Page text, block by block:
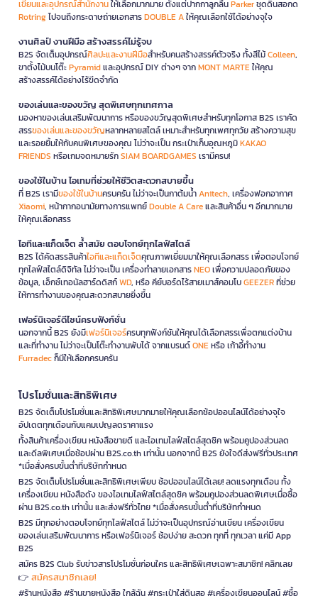
เขียนและอุปกรณ์สำนักงานให้เลือกมากมาย ตั้งแต่ปากกาลูกลื่นParkerชุดดินสอกด
Rotringไปจนถึงกระดาษถ่ายเอกสารDOUBLE Aให้คุณเลือกใช้ได้อย่างจุใจ
งานศิลป์ งานฝีมือ สร้างสรรค์ไม่รู้จบ
B2S จัดเต็มอุปกรณ์ศิลปะและงานฝีมือสำหรับคนสร้างสรรค์ตัวจริง ทั้งสีไม้Colleen,
ขาตั้งไม้บนโต๊ะPyramidและอุปกรณ์ DIY ต่างๆ จากMONT MARTEให้คุณ
สร้างสรรค์ได้อย่างไร้ขีดจำกัด
ของเล่นและของขวัญ สุดพิเศษทุกเทศกาล
มองหาของเล่นเสริมพัฒนาการ หรือของขวัญสุดพิเศษสำหรับทุกโอกาส B2S เราคัด
สรรของเล่นและของขวัญหลากหลายสไตล์ เหมาะสำหรับทุกเพศทุกวัย สร้างความสุข
และรอยยิ้มให้กับคนพิเศษของคุณ ไม่ว่าจะเป็น กระเป๋าเก็บอุณหภูมิKAKAO
FRIENDS หรือเกมจดหมายรักSIAM BOARDGAMES เรามีครบ!
ของใช้ในบ้าน ไอเทมที่ช่วยให้ชีวิตสะดวกสบายขึ้น
ที่ B2S เรามีของใช้ในบ้านครบครัน ไม่ว่าจะเป็นกาต้มน้ำAnitech, เครื่องฟอกอากาศ
Xiaomi, หน้ากากอนามัยทางการแพทย์Double A Careและสินค้าอื่น ๆ อีกมากมาย
ให้คุณเลือกสรร
ไอทีและแก็ดเจ็ต ล้ำสมัย ตอบโจทย์ทุกไลฟ์สไตล์
B2S ได้คัดสรรสินค้าไอทีและแก็ดเจ็ตคุณภาพเยี่ยมมาให้คุณเลือกสรร เพื่อตอบโจทย์
ทุกไลฟ์สไตล์ดิจิทัล ไม่ว่าจะเป็น เครื่องทำลายเอกสารNEOเพื่อความปลอดภัยของ
ข้อมูล, เอ็กซ์เทอนัลฮาร์ดดิสก์WD, หรือ คีย์บอร์ดไร้สายเมาส์คอมโบGEEZERที่ช่วย
ให้การทำงานของคุณสะดวกสบายยิ่งขึ้น
เฟอร์นิเจอร์ดีไซน์ครบฟังก์ชั่น
นอกจากนี้ B2S ยังมีเฟอร์นิเจอร์ครบทุกฟังก์ชันให้คุณได้เลือกสรรเพื่อตกแต่งบ้าน
และที่ทำงาน ไม่ว่าจะเป็นโต๊ะทำงานพับได้ จากแบรนด์ONEหรือ เก้าอี้ทำงาน
Furradecก็มีให้เลือกครบครัน
โปรโมชั่นและสิทธิพิเศษ
B2S จัดเต็มโปรโมชั่นและสิทธิพิเศษมากมายให้คุณเลือกช้อปออนไลน์ได้อย่างจุใจ
อัปเดตทุกเดือนกับแคมเปญลดราคาแรง
ทั้งสินค้าเครื่องเขียน หนังสือขายดี และไอเทมไลฟ์สไตล์สุดชิค พร้อมคูปองส่วนลด
และดีลพิเศษเมื่อช้อปผ่าน B2S.co.th เท่านั้น นอกจากนี้ B2S ยังใจดีส่งฟรีทั่วประเทศ
*เมื่อสั่งครบขั้นต่ำที่บริษัทกำหนด
B2S จัดเต็มโปรโมชั่นและสิทธิพิเศษเพียบ ช้อปออนไลน์ได้เลย! ลดแรงทุกเดือน ทั้ง
เครื่องเขียน หนังสือดัง ของไอเทมไลฟ์สไตล์สุดชิค พร้อมคูปองส่วนลดพิเศษเมื่อซื้อ
ผ่าน B2S.co.th เท่านั้น และส่งฟรีทั่วไทย *เมื่อสั่งครบขั้นต่ำที่บริษัทกำหนด
B2S มีทุกอย่างตอบโจทย์ทุกไลฟ์สไตล์ ไม่ว่าจะเป็นอุปกรณ์อ่านเขียน เครื่องเขียน
ของเล่นเสริมพัฒนาการ หรือเฟอร์นิเจอร์ ช้อปง่าย สะดวก ทุกที่ ทุกเวลา แค่มี App
B2S
สมัคร B2S Club รับข่าวสารโปรโมชั่นก่อนใคร และสิทธิพิเศษเฉพาะสมาชิก! คลิกเลย
👉 สมัครสมาชิกเลย!
#ร้านหนังสือ #ร้านขายหนังสือ ใกล้ฉัน #กระเป๋าใส่ดินสอ #เครื่องเขียนออนไลน์ #ซื้อ